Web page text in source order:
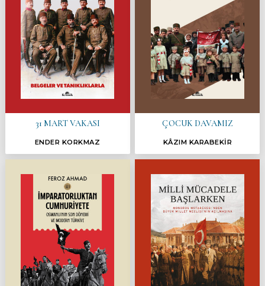
31 MART VAKASI
ENDER KORKMAZ
ÇOCUK DAVAMIZ
KÂZIM KARABEKİR